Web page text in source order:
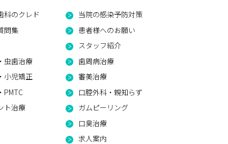
科のクレド
当院の感染予防対策
問集
患者様へのお願い
スタッフ紹介
虫歯治療
歯周病治療
小児矯正
審美治療
PMTC
口腔外科・親知らず
ト治療
ガムピーリング
口臭治療
求人案内